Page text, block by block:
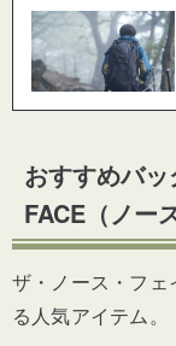
おすすめバ
FACE（ノー
ザ・ノース・フ
る人気アイテム。